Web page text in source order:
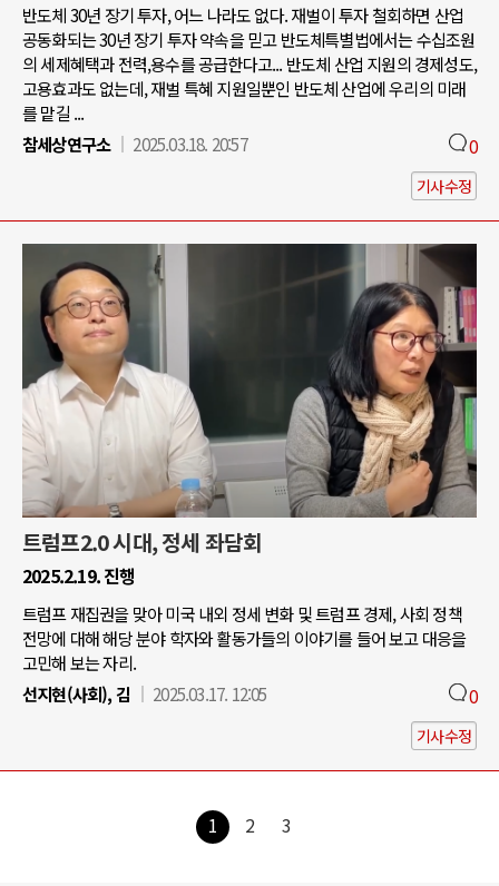
반도체 30년 장기 투자, 어느 나라도 없다. 재벌이 투자 철회하면 산업
공동화되는 30년 장기 투자 약속을 믿고 반도체특별법에서는 수십조원
의 세제혜택과 전력,용수를 공급한다고... 반도체 산업 지원의 경제성도,
고용효과도 없는데, 재벌 특혜 지원일뿐인 반도체 산업에 우리의 미래
를 맡길 ...
참세상연구소
2025.03.18. 20:57 0
기사수정
트럼프2.0 시대, 정세 좌담회
2025.2.19. 진행
트럼프 재집권을 맞아 미국 내외 정세 변화 및 트럼프 경제, 사회 정책
전망에 대해 해당 분야 학자와 활동가들의 이야기를 들어 보고 대응을
고민해 보는 자리.
선지현(사회), 김
2025.03.17. 12:05 0
기사수정
1 2 3